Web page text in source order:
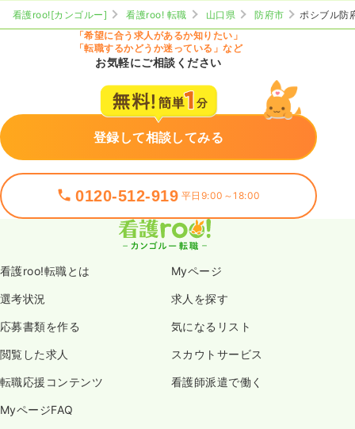
看護roo![カンゴルー] 看護roo! 転職 山口県 防府市
ポシブル防
「希望に合う求人があるか知りたい」
「転職するかどうか迷っている」など
お気軽にご相談ください
登録して相談してみる
0120-512-919 平日9:00～18:00
看護roo!転職とは Myページ
選考状況 求人を探す
応募書類を作る 気になるリスト
閲覧した求人 スカウトサービス
転職応援コンテンツ 看護師派遣で働く
MyページFAQ